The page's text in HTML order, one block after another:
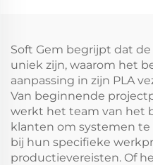
Soft Gem begrijpt dat
uniek zijn, waarom het
aanpassing in zijn PLA
Van beginnende
werkt het team van het
klanten om systemen
bij hun specifieke
productievereisten. Of